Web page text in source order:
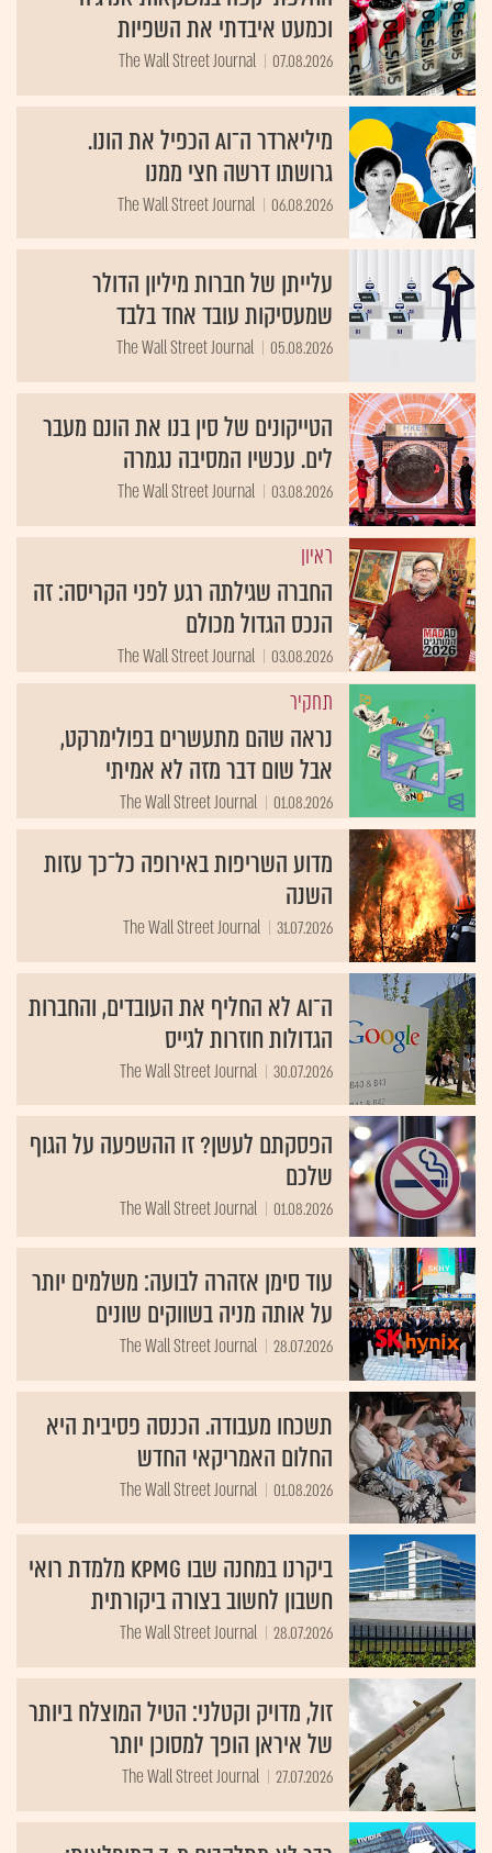
וכמעט איבדתי את השפיות
07.08.2026
The Wall Street Journal
מיליארדר ה־AI הכפיל את הונו.
גרושתו דרשה חצי ממנו
06.08.2026
The Wall Street Journal
עלייתן של חברות מיליון הדולר
שמעסיקות עובד אחד בלבד
05.08.2026
The Wall Street Journal
הטייקונים של סין בנו את הונם מעבר
לים. עכשיו המסיבה נגמרה
03.08.2026
The Wall Street Journal
ראיון
החברה שגילתה רגע לפני הקריסה: זה
הנכס הגדול מכולם
03.08.2026
The Wall Street Journal
תחקיר
נראה שהם מתעשרים בפולימרקט,
אבל שום דבר מזה לא אמיתי
01.08.2026
The Wall Street Journal
מדוע השריפות באירופה כל־כך עזות
השנה
31.07.2026
The Wall Street Journal
ה־AI לא החליף את העובדים, והחברות
הגדולות חוזרות לגייס
30.07.2026
The Wall Street Journal
הפסקתם לעשן? זו ההשפעה על הגוף
שלכם
01.08.2026
The Wall Street Journal
עוד סימן אזהרה לבועה: משלמים יותר
על אותה מניה בשווקים שונים
28.07.2026
The Wall Street Journal
תשכחו מעבודה. הכנסה פסיבית היא
החלום האמריקאי החדש
01.08.2026
The Wall Street Journal
ביקרנו במחנה שבו KPMG מלמדת רואי
חשבון לחשוב בצורה ביקורתית
28.07.2026
The Wall Street Journal
זול, מדויק וקטלני: הטיל המוצלח ביותר
של איראן הופך למסוכן יותר
27.07.2026
The Wall Street Journal